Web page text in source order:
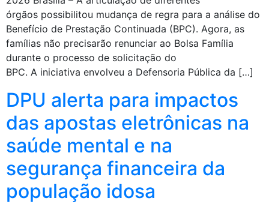
órgãos possibilitou mudança de regra para a análise do
Benefício de Prestação Continuada (BPC). Agora, as
famílias não precisarão renunciar ao Bolsa Família
durante o processo de solicitação do
BPC. A iniciativa envolveu a Defensoria Pública da […]
DPU alerta para impactos
das apostas eletrônicas na
saúde mental e na
segurança financeira da
população idosa